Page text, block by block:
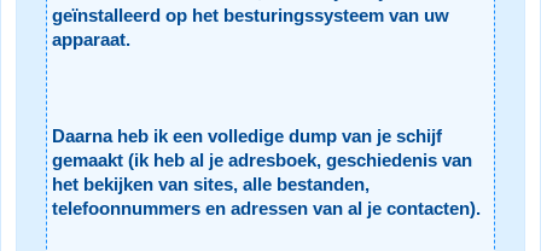
geïnstalleerd op het besturingssysteem van uw
apparaat.
Daarna heb ik een volledige dump van je schijf
gemaakt (ik heb al je adresboek, geschiedenis van
het bekijken van sites, alle bestanden,
telefoonnummers en adressen van al je contacten).